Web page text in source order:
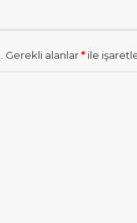
Gerekli alanlar* ile